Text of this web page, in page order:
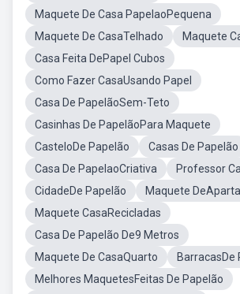
Maquete De Casa PapelaoPequena
Maquete De CasaTelhado
Maquete
Casa Feita DePapel Cubos
Como Fazer CasaUsando Papel
Casa De PapelãoSem-Teto
Casinhas De PapelãoPara Maquete
CasteloDe Papelão
Casas De Papelão
Casa De PapelaoCriativa
Professor
CidadeDe Papelão
Maquete
Maquete CasaRecicladas
Casa De Papelão De9 Metros
Maquete De CasaQuarto
BarracasDe
Melhores MaquetesFeitas De Papelão